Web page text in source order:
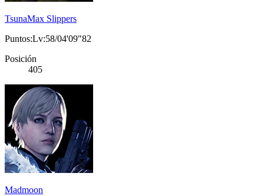
TsunaMax Slippers
Puntos:Lv:58/04'09"82
Posición
405
Madmoon